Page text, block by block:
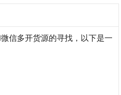
信多开货源的寻找，以下是一